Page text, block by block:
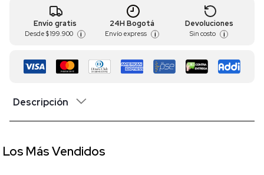
Envío gratis
Desde $ 199.900 i
24H Bogotá
Envío express i
Devoluciones
Sin costo i
Descripción
Los Más Vendidos